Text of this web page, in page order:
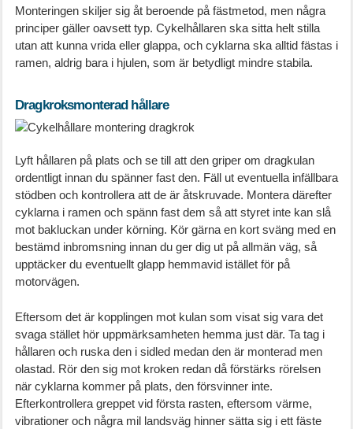
Monteringen skiljer sig åt beroende på fästmetod, men några
principer gäller oavsett typ. Cykelhållaren ska sitta helt stilla
utan att kunna vrida eller glappa, och cyklarna ska alltid fästas i
ramen, aldrig bara i hjulen, som är betydligt mindre stabila.
Dragkroksmonterad hållare
Lyft hållaren på plats och se till att den griper om dragkulan
ordentligt innan du spänner fast den. Fäll ut eventuella infällbara
stödben och kontrollera att de är åtskruvade. Montera därefter
cyklarna i ramen och spänn fast dem så att styret inte kan slå
mot bakluckan under körning. Kör gärna en kort sväng med en
bestämd inbromsning innan du ger dig ut på allmän väg, så
upptäcker du eventuellt glapp hemmavid istället för på
motorvägen.
Eftersom det är kopplingen mot kulan som visat sig vara det
svaga stället hör uppmärksamheten hemma just där. Ta tag i
hållaren och ruska den i sidled medan den är monterad men
olastad. Rör den sig mot kroken redan då förstärks rörelsen
när cyklarna kommer på plats, den försvinner inte.
Efterkontrollera greppet vid första rasten, eftersom värme,
vibrationer och några mil landsväg hinner sätta sig i ett fäste